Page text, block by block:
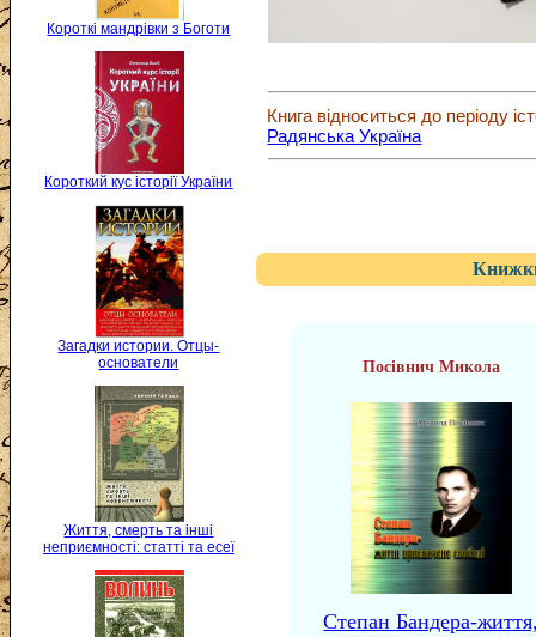
Короткі мандрівки з Боготи
Короткий кус історії України
Загадки истории. Отцы-
основатели
Життя, смерть та інші
неприємності: статті та есеї
Книга відноситься до періоду
Радянська Україна
Посівнич Микола
Степан Бандера-